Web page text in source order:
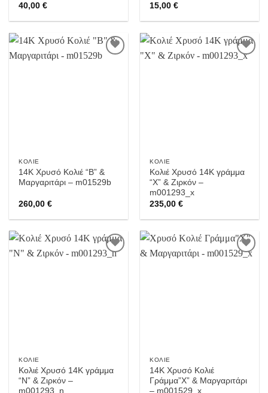
40,00€ 15,00€
ΚΟΛΙΈ
14Κ Χρυσό Κολιέ “Β” &
Μαργαριτάρι – m01529b
260,00€
ΚΟΛΙΈ
Κολιέ Χρυσό 14Κ γράμμα
“Χ” & Ζιρκόν –
m001293_x
235,00€
ΚΟΛΙΈ
Κολιέ Χρυσό 14Κ γράμμα
“Ν” & Ζιρκόν –
m001293_n
ΚΟΛΙΈ
14Κ Χρυσό Κολιέ
Γράμμα”Χ” & Μαργαριτάρι
– m001529_x